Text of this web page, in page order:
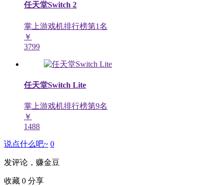
任天堂Switch 2
掌上游戏机排行榜第1名
￥
3799
任天堂Switch Lite
掌上游戏机排行榜第9名
￥
1488
说点什么吧~ 0
发评论，赚金豆
收藏 0 分享